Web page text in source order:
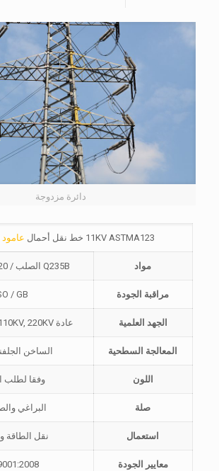
دائرة مزدوجة
11KV ASTMA123 خط نقل أحمال
مواد Q235B الصلب / Q345B / Q420
مراقبة الجودة / GB
الجهد العلمية عادة 35KV, 66KV, 110KV, 220KV
المعالجة السطحية الساخن
اللون وفقا لطلب
صلة البراغي
استعمال نقل الطاقة
معايير الجودة